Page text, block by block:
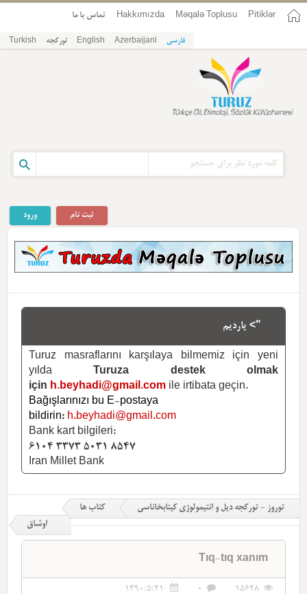
Pitiklər
Məqalə Toplusu
Hakkımızda تماس با ما
فارسی Azerbaijani
English تورکجه Turkish
ورود ثبت نام
"> یاردیم
Turuz masraflarını karşılaya bilmemiz için yeni
yılda
Turuza destek olmak
için h.beyhadi@gmail.com ile irtibata geçin.
Bağışlarınızı bu E-postaya
bildirin: h.beyhadi@gmail.com
Bank kart bilgileri:
6104 3373 5031 8547
Iran Millet Bank
توروز - تورکجه دیل و ائتیمولوژی کیتابخاناسی
کتاب ها
اوشاق
Tıq-tıq xanım
15628
0
1390/5/21